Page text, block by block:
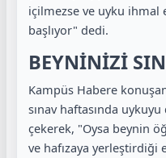
içilmezse ve uyku ihmal
başlıyor" dedi.
BEYNİNİZİ
Kampüs Habere
sınav haftasında
çekerek, "Oysa beynin
ve hafızaya